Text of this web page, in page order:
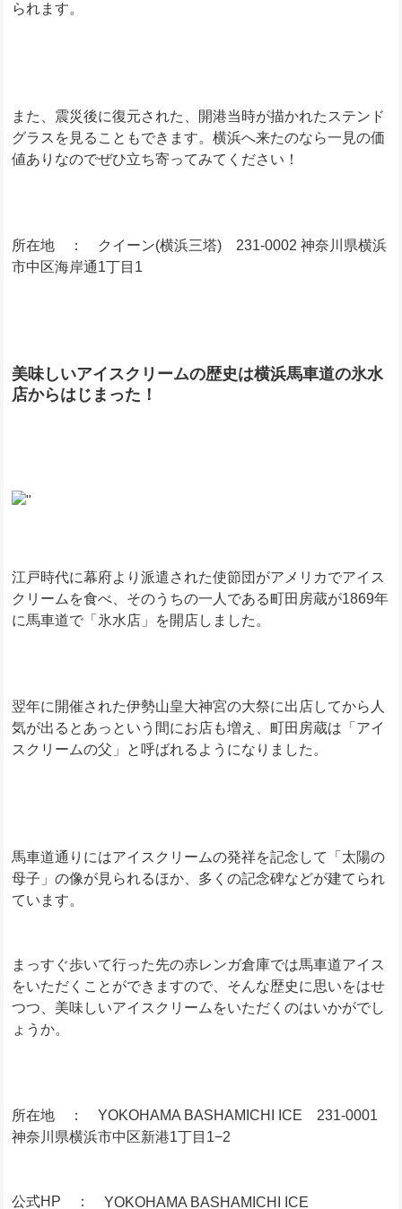
られます。
また、震災後に復元された、開港当時が描かれたステンド
グラスを見ることもできます。横浜へ来たのなら一見の価
値ありなのでぜひ立ち寄ってみてください！
所在地 ： クイーン(横浜三塔) 231-0002 神奈川県横浜
市中区海岸通1丁目1
美味しいアイスクリームの歴史は横浜馬車道の氷水
店からはじまった！
江戸時代に幕府より派遣された使節団がアメリカでアイス
クリームを食べ、そのうちの一人である町田房蔵が1869年
に馬車道で「氷水店」を開店しました。
翌年に開催された伊勢山皇大神宮の大祭に出店してから人
気が出るとあっという間にお店も増え、町田房蔵は「アイ
スクリームの父」と呼ばれるようになりました。
馬車道通りにはアイスクリームの発祥を記念して「太陽の
母子」の像が見られるほか、多くの記念碑などが建てられ
ています。
まっすぐ歩いて行った先の赤レンガ倉庫では馬車道アイス
をいただくことができますので、そんな歴史に思いをはせ
つつ、美味しいアイスクリームをいただくのはいかがでし
ょうか。
所在地 ： YOKOHAMA BASHAMICHI ICE 231-0001
神奈川県横浜市中区新港1丁目1−2
公式HP ：YOKOHAMA BASHAMICHI ICE